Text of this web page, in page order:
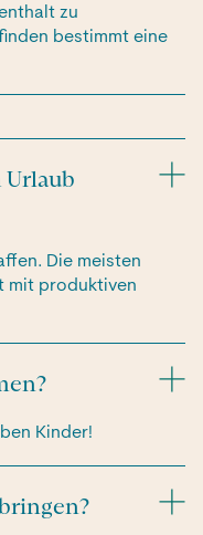
zu
bestimmt eine
Urlaub
Die meisten
mit produktiven
Kinder!